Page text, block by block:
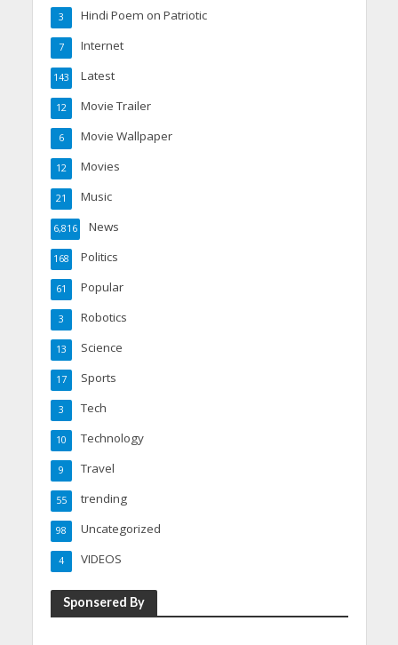
Hindi Poem on Patriotic
3
Internet
7
Latest
143
Movie Trailer
12
Movie Wallpaper
6
Movies
12
Music
21
News
6,816
Politics
168
Popular
61
Robotics
3
Science
13
Sports
17
Tech
3
Technology
10
Travel
9
trending
55
Uncategorized
98
VIDEOS
4
Sponsered By